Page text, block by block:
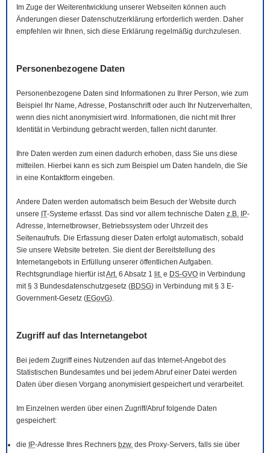
Im Zuge der Weiterentwicklung unserer Webseiten können auch
Änderungen dieser Datenschutzerklärung erforderlich werden. Daher
empfehlen wir Ihnen, sich diese Erklärung regelmäßig durchzulesen.
Personenbezogene Daten
Personenbezogene Daten sind Informationen zu Ihrer Person, wie zum
Beispiel Ihr Name, Adresse, Postanschrift oder auch Ihr Nutzerverhalten,
wenn dies nicht anonymisiert wird. Informationen, die nicht mit Ihrer
Identität in Verbindung gebracht werden, fallen nicht darunter.
Ihre Daten werden zum einen dadurch erhoben, dass Sie uns diese
mitteilen. Hierbei kann es sich zum Beispiel um Daten handeln, die Sie
in eine Kontaktform eingeben.
Andere Daten werden automatisch beim Besuch der Website durch
unsere IT-Systeme erfasst. Das sind vor allem technische Daten z.B. IP-
Adresse, Internetbrowser, Betriebssystem oder Uhrzeit des
Seitenaufrufs. Die Erfassung dieser Daten erfolgt automatisch, sobald
Sie unsere Website betreten. Sie dient der Bereitstellung des
Internetangebots in Erfüllung unserer öffentlichen Aufgaben.
Rechtsgrundlage hierfür istArt. 6 Absatz 1 lit. e DS-GVO in Verbindung
mit § 3 Bundesdatenschutzgesetz (BDSG) in Verbindung mit § 3 E-
Government-Gesetz (EGovG).
Zugriff auf das Internetangebot
Bei jedem Zugriff eines Nutzenden auf das Internet-Angebot des
Statistischen Bundesamtes und bei jedem Abruf einer Datei werden
Daten über diesen Vorgang anonymisiert gespeichert und verarbeitet.
Im Einzelnen werden über einen Zugriff/Abruf folgende Daten
gespeichert:
die IP-Adresse Ihres Rechners bzw. des Proxy-Servers, falls sie über